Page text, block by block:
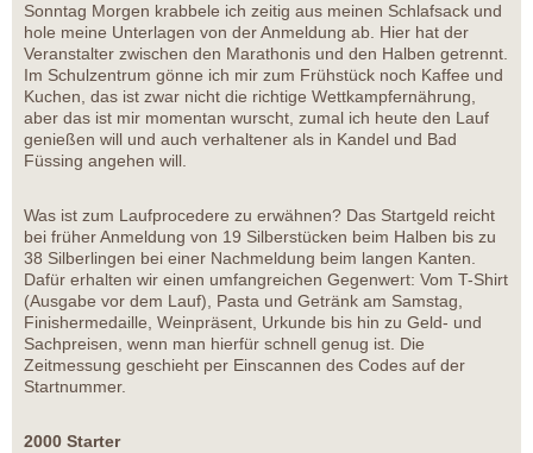
Sonntag Morgen krabbele ich zeitig aus meinen Schlafsack und
hole meine Unterlagen von der Anmeldung ab. Hier hat der
Veranstalter zwischen den Marathonis und den Halben getrennt.
Im Schulzentrum gönne ich mir zum Frühstück noch Kaffee und
Kuchen, das ist zwar nicht die richtige Wettkampfernährung,
aber das ist mir momentan wurscht, zumal ich heute den Lauf
genießen will und auch verhaltener als in Kandel und Bad
Füssing angehen will.
Was ist zum Laufprocedere zu erwähnen? Das Startgeld reicht
bei früher Anmeldung von 19 Silberstücken beim Halben bis zu
38 Silberlingen bei einer Nachmeldung beim langen Kanten.
Dafür erhalten wir einen umfangreichen Gegenwert: Vom T-Shirt
(Ausgabe vor dem Lauf), Pasta und Getränk am Samstag,
Finishermedaille, Weinpräsent, Urkunde bis hin zu Geld- und
Sachpreisen, wenn man hierfür schnell genug ist. Die
Zeitmessung geschieht per Einscannen des Codes auf der
Startnummer.
2000 Starter